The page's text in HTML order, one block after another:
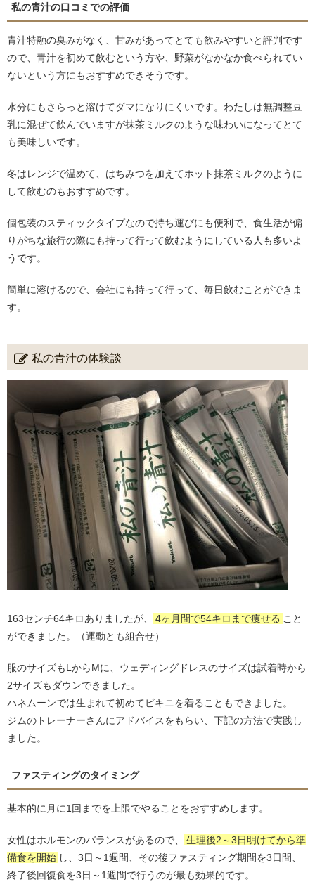
私の青汁の口コミでの評価
青汁特融の臭みがなく、甘みがあってとても飲みやすいと評判です
ので、青汁を初めて飲むという方や、野菜がなかなか食べられてい
ないという方にもおすすめできそうです。
水分にもさらっと溶けてダマになりにくいです。わたしは無調整豆
乳に混ぜて飲んでいますが抹茶ミルクのような味わいになってとて
も美味しいです。
冬はレンジで温めて、はちみつを加えてホット抹茶ミルクのように
して飲むのもおすすめです。
個包装のスティックタイプなので持ち運びにも便利で、食生活が偏
りがちな旅行の際にも持って行って飲むようにしている人も多いよ
うです。
簡単に溶けるので、会社にも持って行って、毎日飲むことができま
す。
私の青汁の体験談
163センチ64キロありましたが、 4ヶ月間で54キロまで痩せる こと
ができました。（運動とも組合せ）
服のサイズもLからMに、ウェディングドレスのサイズは試着時から
2サイズもダウンできました。
ハネムーンでは生まれて初めてビキニを着ることもできました。
ジムのトレーナーさんにアドバイスをもらい、下記の方法で実践し
ました。
ファスティングのタイミング
基本的に月に1回までを上限でやることをおすすめします。
女性はホルモンのバランスがあるので、
生理後2～3日明けてから準
備食を開始 し、3日～1週間、その後ファスティング期間を3日間、
終了後回復食を3日～1週間で行うのが最も効果的です。